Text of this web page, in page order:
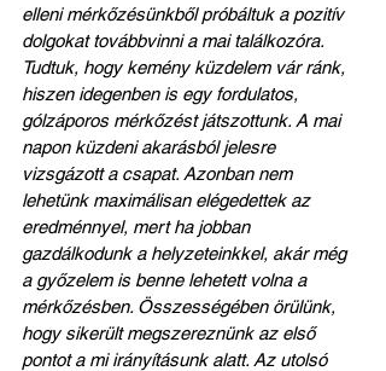
elleni mérkőzésünkből próbáltuk a pozitív
dolgokat továbbvinni a mai találkozóra.
Tudtuk, hogy kemény küzdelem vár ránk,
hiszen idegenben is egy fordulatos,
gólzáporos mérkőzést játszottunk. A mai
napon küzdeni akarásból jelesre
vizsgázott a csapat. Azonban nem
lehetünk maximálisan elégedettek az
eredménnyel, mert ha jobban
gazdálkodunk a helyzeteinkkel, akár még
a győzelem is benne lehetett volna a
mérkőzésben. Összességében örülünk,
hogy sikerült megszereznünk az első
pontot a mi irányításunk alatt. Az utolsó